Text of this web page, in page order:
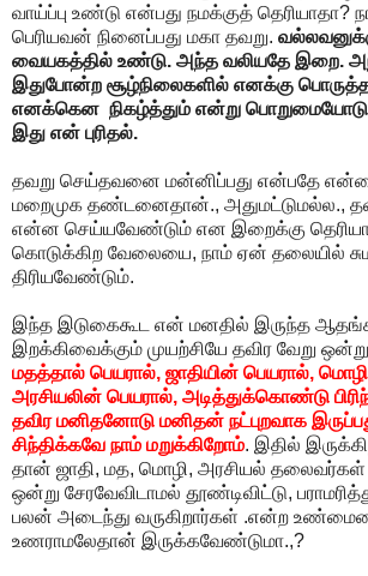
வாய்ப்பு உண்டு என்பது நமக்குத் தெரியாதா?
பெரியவன் நினைப்பது மகா தவறு.
வையகத்தில் உண்டு. அந்த வலியதே இறை.
இதுபோன்ற சூழ்நிலைகளில் எனக்கு
எனக்கென நிகழ்த்தும் என்று பொறுமையோடு
இது என் புரிதல்.
தவறு செய்தவனை மன்னிப்பது என்பதே
மறைமுக தண்டனைதான்., அதுமட்டுமல்ல.,
என்ன செய்யவேண்டும் என இறைக்கு
கொடுக்கிற வேலையை, நாம் ஏன் தலையில்
திரியவேண்டும்.
இந்த இடுகைகூட என் மனதில் இருந்த
இறக்கிவைக்கும் முயற்சியே தவிர வேறு
மதத்தால் பெயரால், ஜாதியின் பெயரால்,
அரசியலின் பெயரால், அடித்துக்கொண்டு
தவிர மனிதனோடு மனிதன் நட்புறவாக
சிந்திக்கவே நாம் மறுக்கிறோம். இதில்
தான் ஜாதி, மத, மொழி, அரசியல் தலைவர்கள்
ஒன்று சேரவேவிடாமல் தூண்டிவிட்டு,
பலன் அடைந்து வருகிறார்கள் .என்ற
உணராமலேதான் இருக்கவேண்டுமா.,?